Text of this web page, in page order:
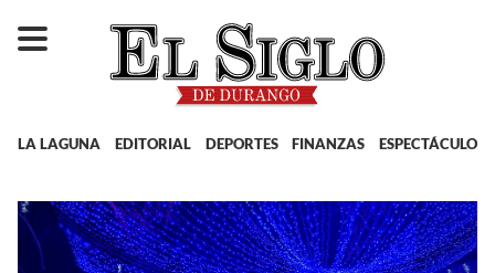
LA LAGUNA EDITORIAL DEPORTES FINANZAS ESPECTÁCULOS